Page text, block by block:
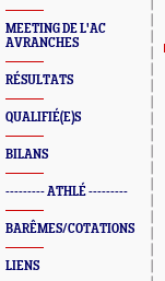
MEETING DE L'AC
AVRANCHES
RÉSULTATS
QUALIFIÉ(E)S
BILANS
--------- ATHLÉ ---------
BARÊMES/COTATIONS
LIENS